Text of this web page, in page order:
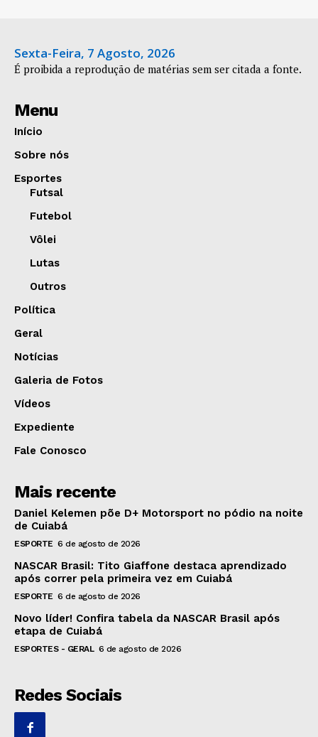
Sexta-Feira, 7 Agosto, 2026
É proibida a reprodução de matérias sem ser citada a fonte.
Menu
Início
Sobre nós
Esportes
Futsal
Futebol
Vôlei
Lutas
Outros
Política
Geral
Notícias
Galeria de Fotos
Vídeos
Expediente
Fale Conosco
Mais recente
Daniel Kelemen põe D+ Motorsport no pódio na noite
de Cuiabá
ESPORTE 6 de agosto de 2026
NASCAR Brasil: Tito Giaffone destaca aprendizado
após correr pela primeira vez em Cuiabá
ESPORTE 6 de agosto de 2026
Novo líder! Confira tabela da NASCAR Brasil após
etapa de Cuiabá
ESPORTES - GERAL 6 de agosto de 2026
Redes Sociais